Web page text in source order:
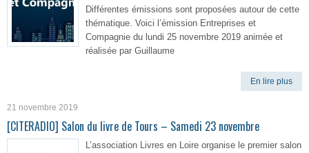
Différentes émissions sont proposées autour de cette
thématique. Voici l’émission Entreprises et
Compagnie du lundi 25 novembre 2019 animée et
réalisée par Guillaume
En lire plus
21 novembre 2019
[CITERADIO] Salon du livre de Tours – Samedi 23 novembre
L’association Livres en Loire organise le premier salon